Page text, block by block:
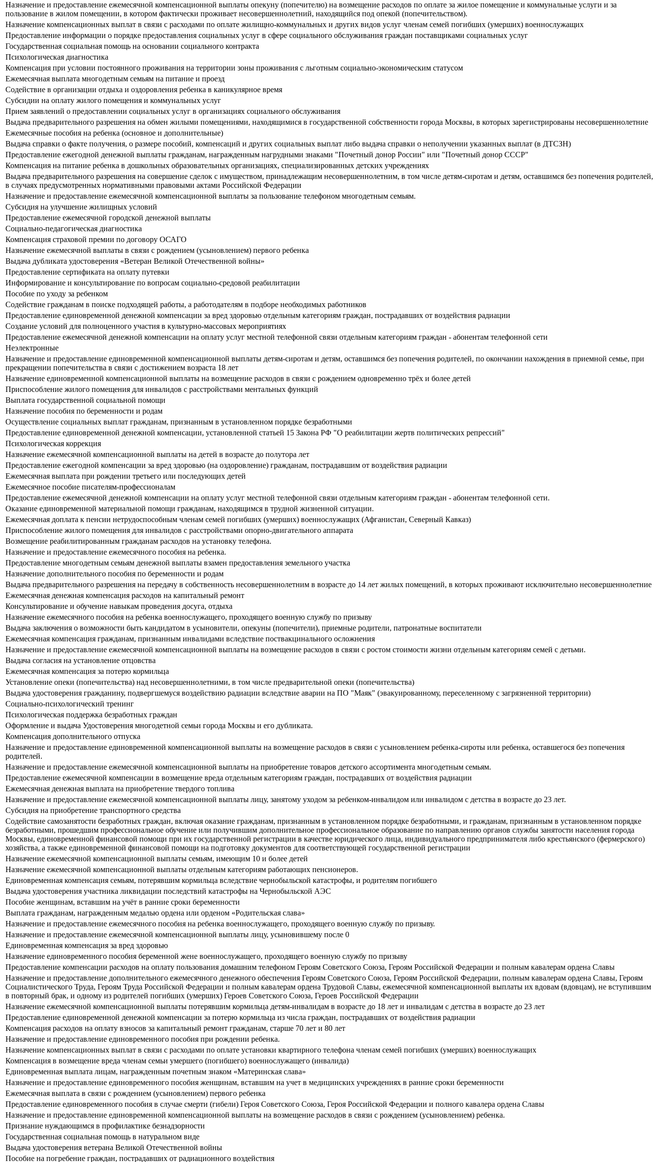
Назначение и предоставление ежемесячной компенсационной выплаты опекуну (попечителю) на возмещение расходов по оплате за жилое помещение и коммунальные услуги и за
пользование в жилом помещении, в котором фактически проживает несовершеннолетний, находящийся под опекой (попечительством).
Назначение компенсационных выплат в связи с расходами по оплате жилищно-коммунальных и других видов услуг членам семей погибших (умерших) военнослужащих
Предоставление информации о порядке предоставления социальных услуг в сфере социального обслуживания граждан поставщиками социальных услуг
Государственная социальная помощь на основании социального контракта
Психологическая диагностика
Компенсация при условии постоянного проживания на территории зоны проживания с льготным социально-экономическим статусом
Ежемесячная выплата многодетным семьям на питание и проезд
Содействие в организации отдыха и оздоровления ребенка в каникулярное время
Субсидии на оплату жилого помещения и коммунальных услуг
Прием заявлений о предоставлении социальных услуг в организациях социального обслуживания
Выдача предварительного разрешения на обмен жилыми помещениями, находящимися в государственной собственности города Москвы, в которых зарегистрированы несовершеннолетние
Ежемесячные пособия на ребенка (основное и дополнительные)
Выдача справки о факте получения, о размере пособий, компенсаций и других социальных выплат либо выдача справки о неполучении указанных выплат (в ДТСЗН)
Предоставление ежегодной денежной выплаты гражданам, награжденным нагрудными знаками "Почетный донор России" или "Почетный донор СССР"
Компенсация на питание ребенка в дошкольных образовательных организациях, специализированных детских учреждениях
Выдача предварительного разрешения на совершение сделок с имуществом, принадлежащим несовершеннолетним, в том числе детям-сиротам и детям, оставшимся без попечения родителей,
в случаях предусмотренных нормативными правовыми актами Российской Федерации
Назначение и предоставление ежемесячной компенсационной выплаты за пользование телефоном многодетным семьям.
Субсидия на улучшение жилищных условий
Предоставление ежемесячной городской денежной выплаты
Социально-педагогическая диагностика
Компенсация страховой премии по договору ОСАГО
Назначение ежемесячной выплаты в связи с рождением (усыновлением) первого ребенка
Выдача дубликата удостоверения «Ветеран Великой Отечественной войны»
Предоставление сертификата на оплату путевки
Информирование и консультирование по вопросам социально-средовой реабилитации
Пособие по уходу за ребенком
Содействие гражданам в поиске подходящей работы, а работодателям в подборе необходимых работников
Предоставление единовременной денежной компенсации за вред здоровью отдельным категориям граждан, пострадавших от воздействия радиации
Создание условий для полноценного участия в культурно-массовых мероприятиях
Предоставление ежемесячной денежной компенсации на оплату услуг местной телефонной связи отдельным категориям граждан - абонентам телефонной сети
Неэлектронные
Назначение и предоставление единовременной компенсационной выплаты детям-сиротам и детям, оставшимся без попечения родителей, по окончании нахождения в приемной семье, при
прекращении попечительства в связи с достижением возраста 18 лет
Назначение единовременной компенсационной выплаты на возмещение расходов в связи с рождением одновременно трёх и более детей
Приспособление жилого помещения для инвалидов с расстройствами ментальных функций
Выплата государственной социальной помощи
Назначение пособия по беременности и родам
Осуществление социальных выплат гражданам, признанным в установленном порядке безработными
Предоставление единовременной денежной компенсации, установленной статьей 15 Закона РФ "О реабилитации жертв политических репрессий"
Психологическая коррекция
Назначение ежемесячной компенсационной выплаты на детей в возрасте до полутора лет
Предоставление ежегодной компенсации за вред здоровью (на оздоровление) гражданам, пострадавшим от воздействия радиации
Ежемесячная выплата при рождении третьего или последующих детей
Ежемесячное пособие писателям-профессионалам
Предоставление ежемесячной денежной компенсации на оплату услуг местной телефонной связи отдельным категориям граждан - абонентам телефонной сети.
Оказание единовременной материальной помощи гражданам, находящимся в трудной жизненной ситуации.
Ежемесячная доплата к пенсии нетрудоспособным членам семей погибших (умерших) военнослужащих (Афганистан, Северный Кавказ)
Приспособление жилого помещения для инвалидов с расстройствами опорно-двигательного аппарата
Возмещение реабилитированным гражданам расходов на установку телефона.
Назначение и предоставление ежемесячного пособия на ребенка.
Предоставление многодетным семьям денежной выплаты взамен предоставления земельного участка
Назначение дополнительного пособия по беременности и родам
Выдача предварительного разрешения на передачу в собственность несовершеннолетним в возрасте до 14 лет жилых помещений, в которых проживают исключительно несовершеннолетние
Ежемесячная денежная компенсация расходов на капитальный ремонт
Консультирование и обучение навыкам проведения досуга, отдыха
Назначение ежемесячного пособия на ребенка военнослужащего, проходящего военную службу по призыву
Выдача заключения о возможности быть кандидатом в усыновители, опекуны (попечители), приемные родители, патронатные воспитатели
Ежемесячная компенсация гражданам, признанным инвалидами вследствие поствакцинального осложнения
Назначение и предоставление ежемесячной компенсационной выплаты на возмещение расходов в связи с ростом стоимости жизни отдельным категориям семей с детьми.
Выдача согласия на установление отцовства
Ежемесячная компенсация за потерю кормильца
Установление опеки (попечительства) над несовершеннолетними, в том числе предварительной опеки (попечительства)
Выдача удостоверения гражданину, подвергшемуся воздействию радиации вследствие аварии на ПО "Маяк" (эвакуированному, переселенному с загрязненной территории)
Социально-психологический тренинг
Психологическая поддержка безработных граждан
Оформление и выдача Удостоверения многодетной семьи города Москвы и его дубликата.
Компенсация дополнительного отпуска
Назначение и предоставление единовременной компенсационной выплаты на возмещение расходов в связи с усыновлением ребенка-сироты или ребенка, оставшегося без попечения
родителей.
Назначение и предоставление ежемесячной компенсационной выплаты на приобретение товаров детского ассортимента многодетным семьям.
Предоставление ежемесячной компенсации в возмещение вреда отдельным категориям граждан, пострадавших от воздействия радиации
Ежемесячная денежная выплата на приобретение твердого топлива
Назначение и предоставление ежемесячной компенсационной выплаты лицу, занятому уходом за ребенком-инвалидом или инвалидом с детства в возрасте до 23 лет.
Субсидия на приобретение транспортного средства
Содействие самозанятости безработных граждан, включая оказание гражданам, признанным в установленном порядке безработными, и гражданам, признанным в установленном порядке
безработными, прошедшим профессиональное обучение или получившим дополнительное профессиональное образование по направлению органов службы занятости населения города
Москвы, единовременной финансовой помощи при их государственной регистрации в качестве юридического лица, индивидуального предпринимателя либо крестьянского (фермерского)
хозяйства, а также единовременной финансовой помощи на подготовку документов для соответствующей государственной регистрации
Назначение ежемесячной компенсационной выплаты семьям, имеющим 10 и более детей
Назначение ежемесячной компенсационной выплаты отдельным категориям работающих пенсионеров.
Единовременная компенсация семьям, потерявшим кормильца вследствие чернобыльской катастрофы, и родителям погибшего
Выдача удостоверения участника ликвидации последствий катастрофы на Чернобыльской АЭС
Пособие женщинам, вставшим на учёт в ранние сроки беременности
Выплата гражданам, награжденным медалью ордена или орденом «Родительская слава»
Назначение и предоставление ежемесячного пособия на ребенка военнослужащего, проходящего военную службу по призыву.
Назначение и предоставление ежемесячной компенсационной выплаты лицу, усыновившему после 0
Единовременная компенсация за вред здоровью
Назначение единовременного пособия беременной жене военнослужащего, проходящего военную службу по призыву
Предоставление компенсации расходов на оплату пользования домашним телефоном Героям Советского Союза, Героям Российской Федерации и полным кавалерам ордена Славы
Назначение и предоставление дополнительного ежемесячного денежного обеспечения Героям Советского Союза, Героям Российской Федерации, полным кавалерам ордена Славы, Героям
Социалистического Труда, Героям Труда Российской Федерации и полным кавалерам ордена Трудовой Славы, ежемесячной компенсационной выплаты их вдовам (вдовцам), не вступившим
в повторный брак, и одному из родителей погибших (умерших) Героев Советского Союза, Героев Российской Федерации
Назначение ежемесячной компенсационной выплаты потерявшим кормильца детям-инвалидам в возрасте до 18 лет и инвалидам с детства в возрасте до 23 лет
Предоставление единовременной денежной компенсации за потерю кормильца из числа граждан, пострадавших от воздействия радиации
Компенсация расходов на оплату взносов за капитальный ремонт гражданам, старше 70 лет и 80 лет
Назначение и предоставление единовременного пособия при рождении ребенка.
Назначение компенсационных выплат в связи с расходами по оплате установки квартирного телефона членам семей погибших (умерших) военнослужащих
Компенсация в возмещение вреда членам семьи умершего (погибшего) военнослужащего (инвалида)
Единовременная выплата лицам, награжденным почетным знаком «Материнская слава»
Назначение и предоставление единовременного пособия женщинам, вставшим на учет в медицинских учреждениях в ранние сроки беременности
Ежемесячная выплата в связи с рождением (усыновлением) первого ребенка
Предоставление единовременного пособия в случае смерти (гибели) Героя Советского Союза, Героя Российской Федерации и полного кавалера ордена Славы
Назначение и предоставление единовременной компенсационной выплаты на возмещение расходов в связи с рождением (усыновлением) ребенка.
Признание нуждающимся в профилактике безнадзорности
Государственная социальная помощь в натуральном виде
Выдача удостоверения ветерана Великой Отечественной войны
Пособие на погребение граждан, пострадавших от радиационного воздействия